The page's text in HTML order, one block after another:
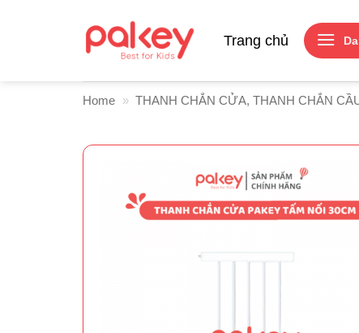
Trang chủ
Home » THANH CHẮN CỬA, THANH CHẮN